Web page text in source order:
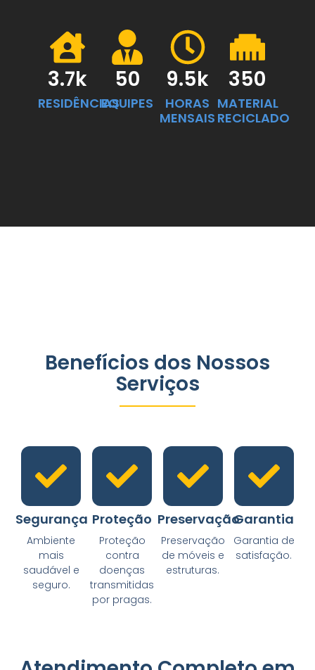
3.7k
RESIDÊNCIAS
50
EQUIPES
9.5k
HORAS
MENSAIS
350
MATERIAL
RECICLADO
Benefícios dos Nossos
Serviços
Segurança
Ambiente
mais
saudável e
seguro.
Proteção
Proteção
contra
doenças
transmitidas
por pragas.
Preservação
Preservação
de móveis e
estruturas.
Garantia
Garantia de
satisfação.